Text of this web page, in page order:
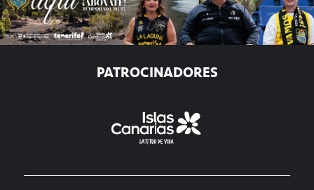
PATROCINADORES